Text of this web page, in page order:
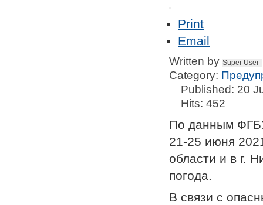
Print
Email
Written bySuper User
Category:
Published: 20
Hits: 452
По данным
21-25 июня
области и в г.
погода.
В связи с